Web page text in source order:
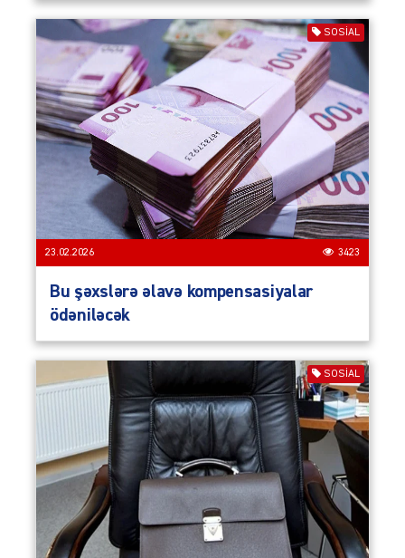
SOSIAL
23.02.2026 3423
Bu şəxslərə əlavə kompensasiyalar
ödəniləcək
SOSIAL